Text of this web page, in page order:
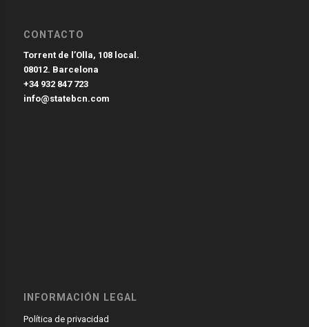
CONTACTO
Torrent de l’Olla, 108 local.
08012. Barcelona
+34 932 847 723
info@statebcn.com
INFORMACIÓN LEGAL
Política de privacidad